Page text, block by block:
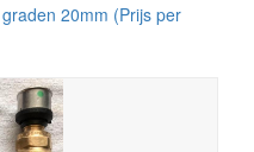
20mm (Prijs per